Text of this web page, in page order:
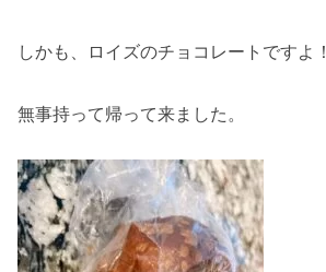
しかも、ロイズのチョコレートですよ！
無事持って帰って来ました。